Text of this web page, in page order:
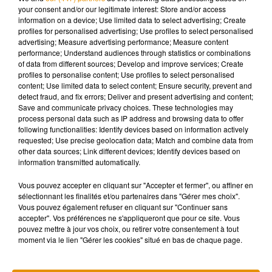
Musique
7 août 2026
Madonna sort enfin le remix de « Love
Sensation » avec Kylie Minogue
7 août 2026
Angèle et Amélie Lens dévoilent leur
collaboration tant attendue
your consent and/or our legitimate interest: Store and/or access
information on a device; Use limited data to select advertising; Create
profiles for personalised advertising; Use profiles to select personalised
advertising; Measure advertising performance; Measure content
performance; Understand audiences through statistics or combinations
of data from different sources; Develop and improve services; Create
profiles to personalise content; Use profiles to select personalised
content; Use limited data to select content; Ensure security, prevent and
detect fraud, and fix errors; Deliver and present advertising and content;
Save and communicate privacy choices. These technologies may
process personal data such as IP address and browsing data to offer
following functionalities: Identify devices based on information actively
requested; Use precise geolocation data; Match and combine data from
other data sources; Link different devices; Identify devices based on
information transmitted automatically.
Vous pouvez accepter en cliquant sur "Accepter et fermer", ou affiner en
sélectionnant les finalités et/ou partenaires dans "Gérer mes choix".
Vous pouvez également refuser en cliquant sur "Continuer sans
accepter". Vos préférences ne s'appliqueront que pour ce site. Vous
pouvez mettre à jour vos choix, ou retirer votre consentement à tout
moment via le lien "Gérer les cookies" situé en bas de chaque page.